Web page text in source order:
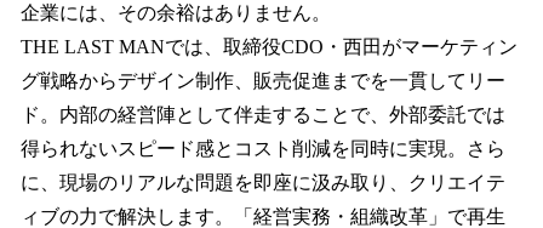
企業には、その余裕はありません。
THE LAST MANでは、取締役CDO・西田がマーケティン
グ戦略からデザイン制作、販売促進までを一貫してリー
ド。内部の経営陣として伴走することで、外部委託では
得られないスピード感とコスト削減を同時に実現。さら
に、現場のリアルな問題を即座に汲み取り、クリエイテ
ィブの力で解決します。「経営実務・組織改革」で再生